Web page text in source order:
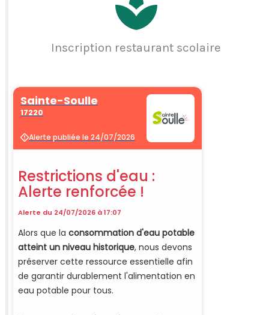
Inscription restaurant scolaire